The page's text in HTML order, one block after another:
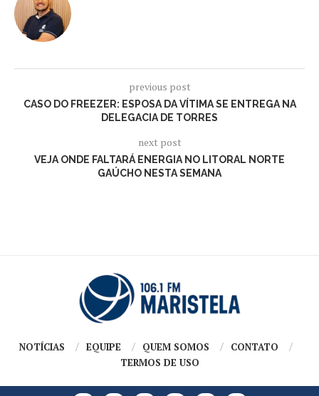
previous post
CASO DO FREEZER: ESPOSA DA VÍTIMA SE ENTREGA NA
DELEGACIA DE TORRES
next post
VEJA ONDE FALTARÁ ENERGIA NO LITORAL NORTE
GAÚCHO NESTA SEMANA
NOTÍCIAS EQUIPE QUEM SOMOS
CONTATO
TERMOS DE USO